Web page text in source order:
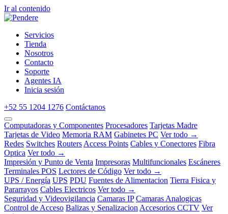
Ir al contenido
Servicios
Tienda
Nosotros
Contacto
Soporte
Agentes IA
Inicia sesión
+52 55 1204 1276 Contáctanos
Computadoras y Componentes Procesadores Tarjetas Madre
Tarjetas de Video Memoria RAM Gabinetes PC Ver todo →
Redes Switches Routers Access Points Cables y Conectores Fibra
Optica Ver todo →
Impresión y Punto de Venta Impresoras Multifuncionales Escáneres
Terminales POS Lectores de Código Ver todo →
UPS / Energía UPS PDU Fuentes de Alimentacion Tierra Fisica y
Pararrayos Cables Electricos Ver todo →
Seguridad y Videovigilancia Camaras IP Camaras Analogicas
Control de Acceso Balizas y Senalizacion Accesorios CCTV Ver